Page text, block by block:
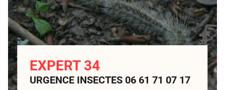
EXPERT 34
URGENCE INSECTES 06 61 71 07 17